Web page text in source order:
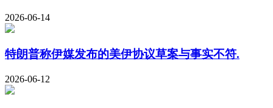
2026-06-14
特朗普称伊媒发布的美伊协议草案与事实不符.
2026-06-12